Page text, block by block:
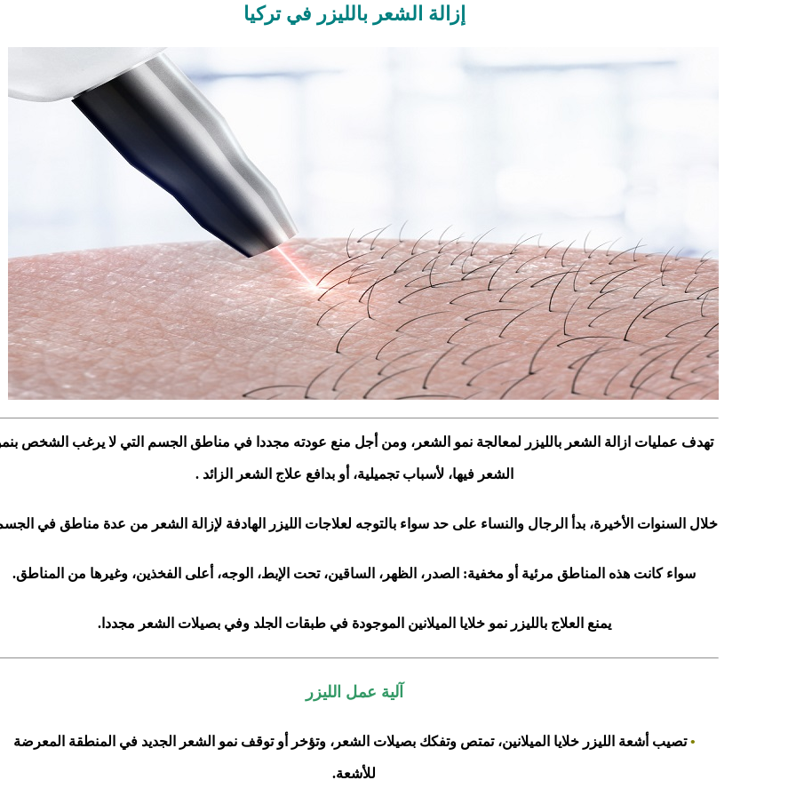
إزالة الشعر بالليزر في تركيا
تهدف عمليات ازالة الشعر بالليزر لمعالجة نمو الشعر، ومن أجل منع عودته مجددا في مناطق الجسم التي لا يرغب الشخص
الشعر فيها، لأسباب تجميلية، أو بدافع علاج الشعر الزائد .
خلال السنوات الأخيرة، بدأ الرجال والنساء على حد سواء بالتوجه لعلاجات الليزر الهادفة لإزالة الشعر من عدة مناطق في
سواء كانت هذه المناطق مرئية أو مخفية: الصدر، الظهر، الساقين، تحت الإبط، الوجه، أعلى الفخذين، وغيرها من المناطق.
يمنع العلاج بالليزر نمو خلايا الميلانين الموجودة في طبقات الجلد وفي بصيلات الشعر مجددا.
آلية عمل الليزر
•تصيب أشعة الليزر خلايا الميلانين، تمتص وتفكك بصيلات الشعر، وتؤخر أو توقف نمو الشعر الجديد في المنطقة المعرضة
للأشعة.